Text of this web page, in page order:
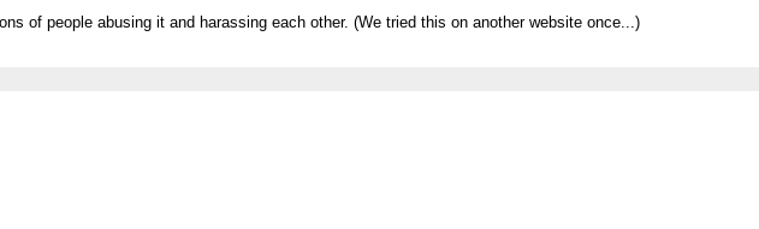
of people abusing it and harassing each other. (We tried this on another website once...)